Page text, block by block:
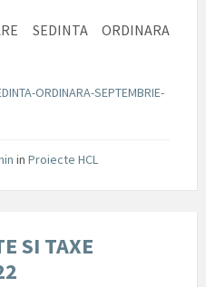
SEDINTA ORDINARA
ORDINARA-SEPTEMBRIE-
in Proiecte HCL
SI TAXE